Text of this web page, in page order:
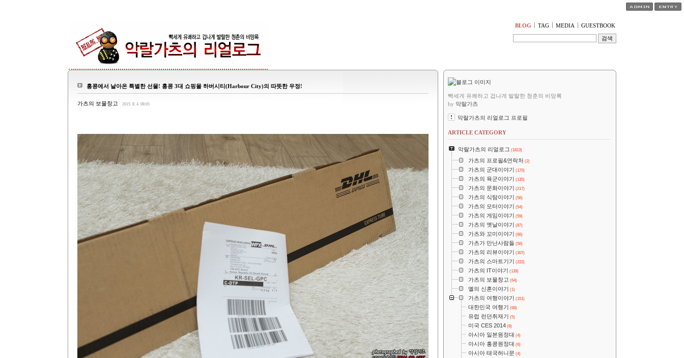
BLOG TAG MEDIA GUESTBOOK
홍콩에서 날아온 특별한 선물! 홍콩 3대 쇼핑몰 하버시티(Harbour City)의 따뜻한 우정!
가츠의 보물창고 2015. 8. 4. 08:05
빡세게 유쾌하고 겁나게 발랄한 청춘의 비망록
by 악랄가츠
악랄가츠의 리얼로그 프로필
ARTICLE CATEGORY
악랄가츠의 리얼로그 (1813)
가츠의 프로필&연락처 (2)
가츠의 군대이야기 (170)
가츠의 육군이야기 (135)
가츠의 문화이야기 (217)
가츠의 식탐이야기 (56)
가츠의 모터이야기 (54)
가츠의 게임이야기 (59)
가츠의 옛날이야기 (87)
가츠와 꼬미이야기 (66)
가츠가 만난사람들 (56)
가츠의 리뷰이야기 (307)
가츠의 스마트기기 (222)
가츠의 IT이야기 (139)
가츠의 보물창고 (64)
옐의 신혼이야기 (1)
가츠의 여행이야기 (151)
대한민국 여행기 (68)
유럽 런던취재기 (5)
미국 CES 2014 (8)
아시아 일본원정대 (4)
아시아 홍콩원정대 (6)
아시아 태국허니문 (4)
티스토리툴바